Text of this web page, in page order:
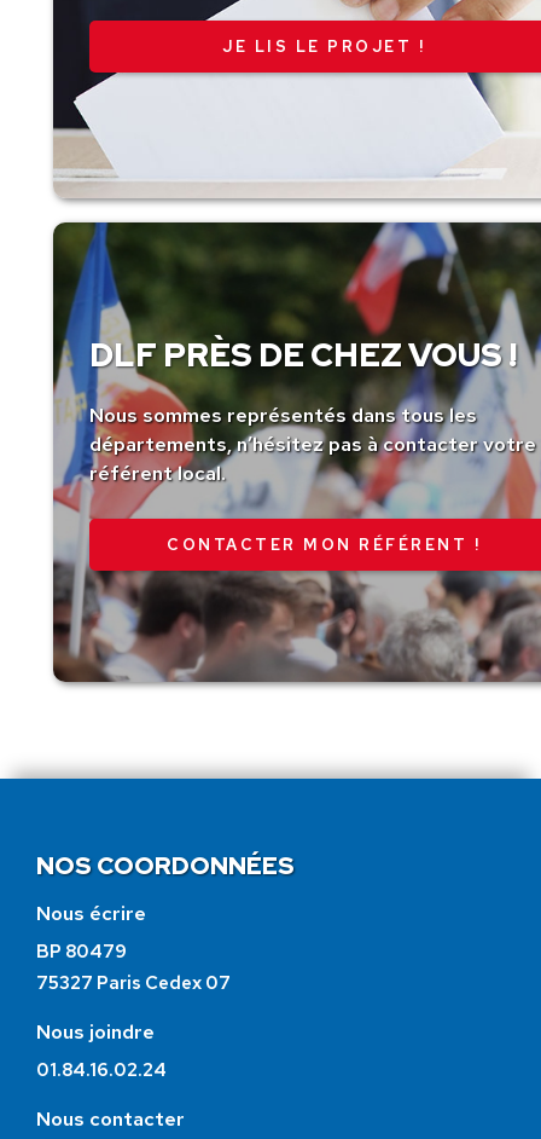
JE LIS LE PROJET !
DLF PRÈS DE CHEZ VOUS !
Nous sommes représentés dans tous les
départements, n’hésitez pas à contacter votre
référent local.
CONTACTER MON RÉFÉRENT !
NOS COORDONNÉES
Nous écrire
BP 80479
75327 Paris Cedex 07
Nous joindre
01.84.16.02.24
Nous contacter